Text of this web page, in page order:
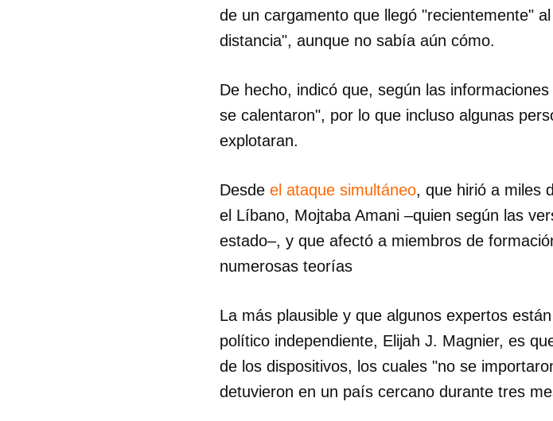
de un cargamento que llegó "recientemente"
distancia", aunque no sabía aún cómo.
De hecho, indicó que, según las
se calentaron", por lo que incluso algunas
explotaran.
Desde el ataque simultáneo, que hirió a miles
el Líbano, Mojtaba Amani –quien según las
estado–, y que afectó a miembros de
numerosas teorías
La más plausible y que algunos expertos
político independiente, Elijah J. Magnier, es
de los dispositivos, los cuales "no se
detuvieron en un país cercano durante tres